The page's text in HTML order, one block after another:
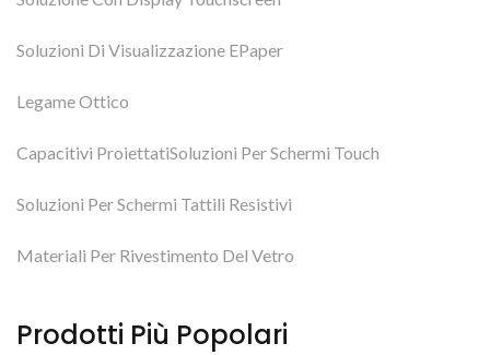
Soluzioni Di Visualizzazione EPaper
Legame Ottico
Capacitivi ProiettatiSoluzioni Per Schermi Touch
Soluzioni Per Schermi Tattili Resistivi
Materiali Per Rivestimento Del Vetro
Prodotti Più Popolari